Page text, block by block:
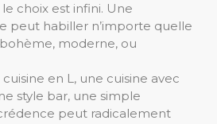
choix est infini. Une
peut habiller n’importe quelle
bohème, moderne, ou
en L, une cuisine avec
style bar, une simple
peut radicalement